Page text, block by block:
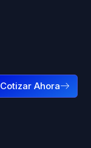
Cotizar Ahora